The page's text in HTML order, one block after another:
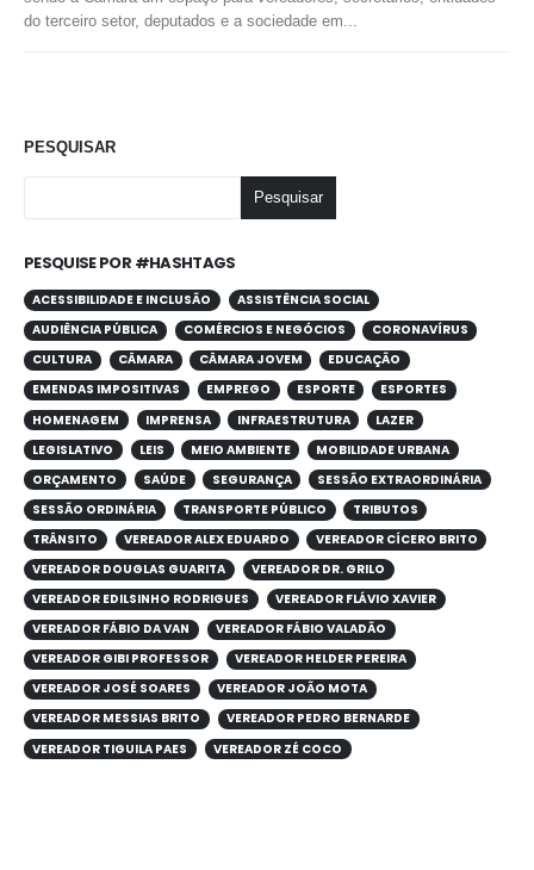
do terceiro setor, deputados e a sociedade em...
PESQUISAR
Pesquisar
PESQUISE POR #HASHTAGS
ACESSIBILIDADE E INCLUSÃO
ASSISTÊNCIA SOCIAL
AUDIÊNCIA PÚBLICA
COMÉRCIOS E NEGÓCIOS
CORONAVÍRUS
CULTURA
CÂMARA CÂMARA JOVEM
EDUCAÇÃO
EMENDAS IMPOSITIVAS
EMPREGO ESPORTE
ESPORTES
HOMENAGEM
IMPRENSA INFRAESTRUTURA
LAZER
LEGISLATIVO
LEIS MEIO AMBIENTE
MOBILIDADE URBANA
ORÇAMENTO
SAÚDE SEGURANÇA
SESSÃO EXTRAORDINÁRIA
SESSÃO ORDINÁRIA
TRANSPORTE PÚBLICO
TRIBUTOS
TRÂNSITO
VEREADOR ALEX EDUARDO
VEREADOR CÍCERO BRITO
VEREADOR DOUGLAS GUARITA
VEREADOR DR. GRILO
VEREADOR EDILSINHO RODRIGUES
VEREADOR FLÁVIO XAVIER
VEREADOR FÁBIO DA VAN
VEREADOR FÁBIO VALADÃO
VEREADOR GIBI PROFESSOR
VEREADOR HELDER PEREIRA
VEREADOR JOSÉ SOARES
VEREADOR JOÃO MOTA
VEREADOR MESSIAS BRITO
VEREADOR PEDRO BERNARDE
VEREADOR TIGUILA PAES
VEREADOR ZÉ COCO